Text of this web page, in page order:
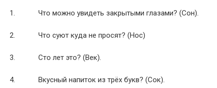
1. Что можно увидеть закрытыми глазами? (Сон).
2. Что суют куда не просят? (Нос)
3. Сто лет это? (Век).
4. Вкусный напиток из трёх букв? (Сок).